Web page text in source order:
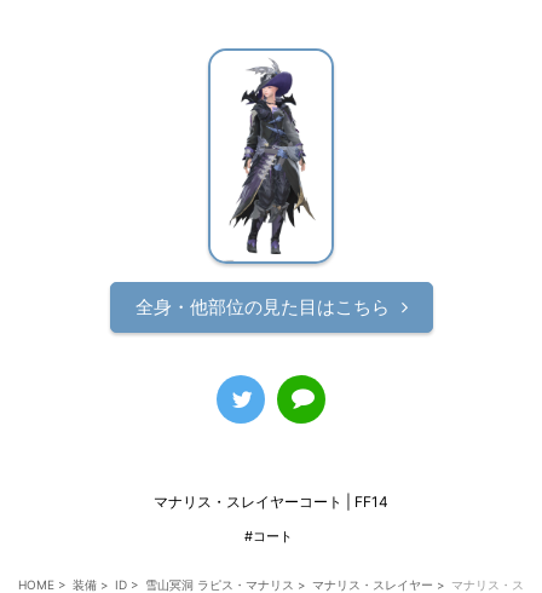
全身・他部位の見た目はこちら
マナリス・スレイヤーコート | FF14
#コート
HOME > 装備 > ID > 雪山冥洞 ラピス・マナリス > マナリス・スレイヤー > マナリス・スレ